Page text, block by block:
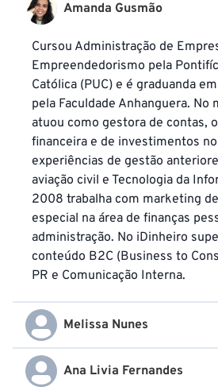
Amanda Gusmão
Cursou Administração de
Empreendedorismo pela
Católica (PUC) e é graduanda
pela Faculdade Anhanguera. No
atuou como gestora de contas,
financeira e de investimentos
experiências de gestão
aviação civil e Tecnologia da
2008 trabalha com marketing
especial na área de finanças
administração. No iDinheiro
conteúdo B2C (Business to
PR e Comunicação Interna.
Melissa Nunes
Ana Livia Fernandes